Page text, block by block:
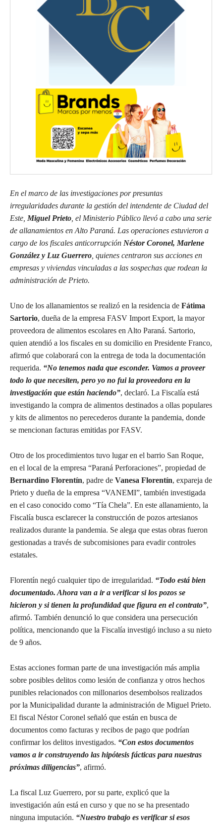
En el marco de las investigaciones por presuntas
irregularidades durante la gestión del intendente de Ciudad del
Este, Miguel Prieto , el Ministerio Público llevó a cabo una serie
de allanamientos en Alto Paraná. Las operaciones estuvieron a
cargo de los fiscales anticorrupción Néstor Coronel, Marlene
González y Luz Guerrero , quienes centraron sus acciones en
empresas y viviendas vinculadas a las sospechas que rodean la
administración de Prieto.
Uno de los allanamientos se realizó en la residencia de Fátima
Sartorio, dueña de la empresa FASV Import Export, la mayor
proveedora de alimentos escolares en Alto Paraná. Sartorio,
quien atendió a los fiscales en su domicilio en Presidente Franco,
afirmó que colaborará con la entrega de toda la documentación
requerida. “No tenemos nada que esconder. Vamos a proveer
todo lo que necesiten, pero yo no fui la proveedora en la
investigación que están haciendo”, declaró. La Fiscalía está
investigando la compra de alimentos destinados a ollas populares
y kits de alimentos no perecederos durante la pandemia, donde
se mencionan facturas emitidas por FASV.
Otro de los procedimientos tuvo lugar en el barrio San Roque,
en el local de la empresa “Paraná Perforaciones”, propiedad de
Bernardino Florentín, padre de Vanesa Florentín, expareja de
Prieto y dueña de la empresa “VANEMI”, también investigada
en el caso conocido como “Tía Chela”. En este allanamiento, la
Fiscalía busca esclarecer la construcción de pozos artesianos
realizados durante la pandemia. Se alega que estas obras fueron
gestionadas a través de subcomisiones para evadir controles
estatales.
Florentín negó cualquier tipo de irregularidad. “Todo está bien
documentado. Ahora van a ir a verificar si los pozos se
hicieron y si tienen la profundidad que figura en el contrato”,
afirmó. También denunció lo que considera una persecución
política, mencionando que la Fiscalía investigó incluso a su nieto
de 9 años.
Estas acciones forman parte de una investigación más amplia
sobre posibles delitos como lesión de confianza y otros hechos
punibles relacionados con millonarios desembolsos realizados
por la Municipalidad durante la administración de Miguel Prieto.
El fiscal Néstor Coronel señaló que están en busca de
documentos como facturas y recibos de pago que podrían
confirmar los delitos investigados. “Con estos documentos
vamos a ir construyendo las hipótesis fácticas para nuestras
próximas diligencias”, afirmó.
La fiscal Luz Guerrero, por su parte, explicó que la
investigación aún está en curso y que no se ha presentado
ninguna imputación. “Nuestro trabajo es verificar si esos